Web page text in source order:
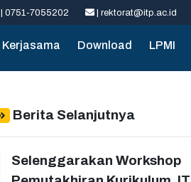
| 0751-7055202 | rektorat@itp.ac.id
Kerjasama Download LPMI
Berita Selanjutnya
Selenggarakan Workshop